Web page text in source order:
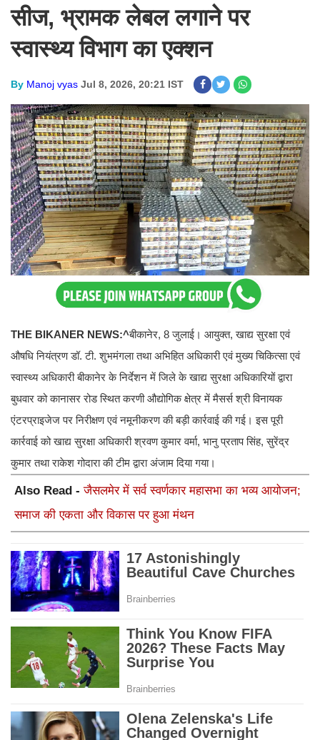
सीज, भ्रामक लेबल लगाने पर
स्वास्थ्य विभाग का एक्शन
By Manoj vyas Jul 8, 2026, 20:21 IST
THE BIKANER NEWS:^बीकानेर, 8 जुलाई। आयुक्त, खाद्य सुरक्षा एवं
औषधि नियंत्रण डॉ. टी. शुभमंगला तथा अभिहित अधिकारी एवं मुख्य चिकित्सा एवं
स्वास्थ्य अधिकारी बीकानेर के निर्देशन में जिले के खाद्य सुरक्षा अधिकारियों द्वारा
बुधवार को कानासर रोड स्थित करणी औद्योगिक क्षेत्र में मैसर्स श्री विनायक
एंटरप्राइजेज पर निरीक्षण एवं नमूनीकरण की बड़ी कार्रवाई की गई। इस पूरी
कार्रवाई को खाद्य सुरक्षा अधिकारी श्रवण कुमार वर्मा, भानु प्रताप सिंह, सुरेंद्र
कुमार तथा राकेश गोदारा की टीम द्वारा अंजाम दिया गया।
Also Read -जैसलमेर में सर्व स्वर्णकार महासभा का भव्य आयोजन;
समाज की एकता और विकास पर हुआ मंथन